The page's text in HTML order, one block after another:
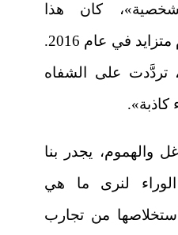
كان هذا
الوصف محل استخدام متزايد في عام 2016.
تردَّدت على الشفاه
كاذبة».
والهموم، يجدر بنا
الوراء لنرى ما هي
من تجارب